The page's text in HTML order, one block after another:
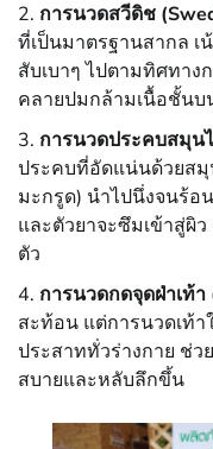
การนวดสวีดิช
ที่เป็นมาตรฐานสากล เ
สับเบาๆ ไปตามทิศทาง
คลายปมกล้ามเนื้อชั้นบ
การนวดประคบสมุน
ประคบที่อัดแน่นด้วยสมุ
มะกรูด) นำไปนึ่งจนร้อ
และตัวยาจะซึมเข้าสู่ผิ
ตัว
การนวดกดจุดฝ่าเท้
สะท้อน แต่การนวดเท้
ประสาททั่วร่างกาย ช่ว
สบายและหลับลึกขึ้น